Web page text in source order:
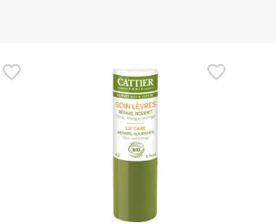
wizualnego
informacjami dotyczącymi
Ponadto, jeśli chcesz, możesz